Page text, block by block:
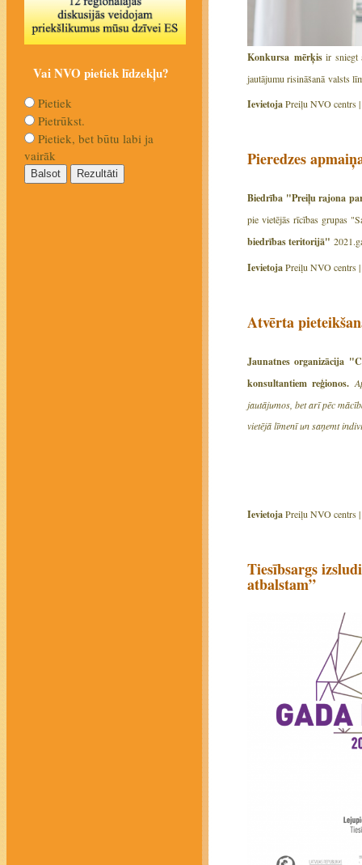
Konkursa mērķisir sniegt
jautājumu risināšanā valsts
IevietojaPreiļu NVO centrs |
Pieredzes
Biedrība "Preiļu rajona
pie vietējās rīcības grupas
biedrības teritorijā"
IevietojaPreiļu NVO centrs |
Atvērta
Jaunatnes organizācija
konsultantiem reģionos.
jautājumos, bet arī pēc
vietējā līmenī un saņemt
IevietojaPreiļu NVO centrs |
Tiesībsargs
atbalstam”
Vai NVO pietiek līdzekļu?
Pietiek
Pietrūkst.
Pietiek, bet būtu labi ja
vairāk